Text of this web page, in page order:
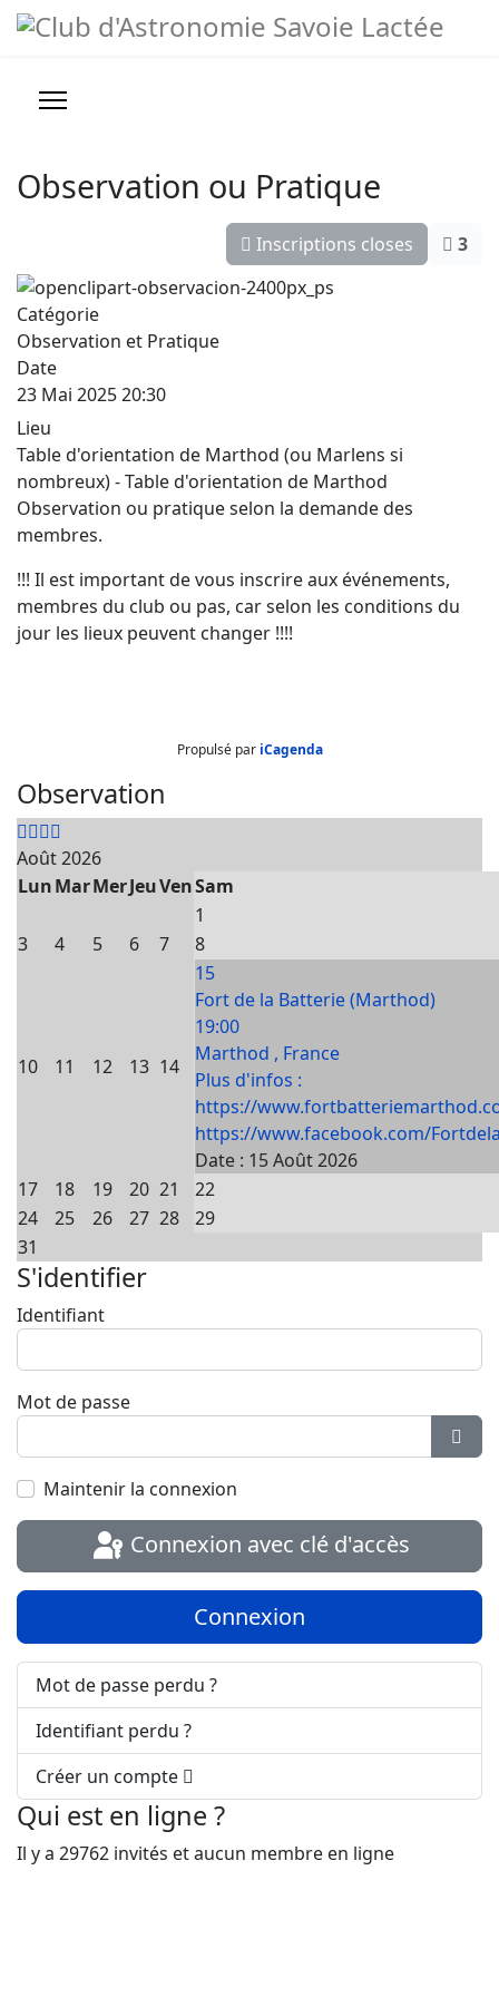
Astuces et Liens
Observation ou Pratique
Inscriptions closes 3
Catégorie
Observation et Pratique
Date
23 Mai 202520:30
Lieu
Table d'orientation de Marthod (ou Marlens si
nombreux) - Table d'orientation de Marthod
Observation ou pratique selon la demande des
membres.
!!! Il est important de vous inscrire aux événements,
membres du club ou pas, car selon les conditions du
jour les lieux peuvent changer !!!!
Propulsé par iCagenda
Observation
précédente
précédent
suivante
suivant
Août 2026
LunMarMerJeuVenSam
1
3
4 5 6 7 8
10 11 12 13 14
15
Fort de la Batterie (Marthod)
19:00
Marthod , France
Plus d'infos :
https://
https://www.facebook.com/
Date : 15 Août 2026
17
18 19 20 21
22
24
25 26 27 28
29
31
S'identifier
Identifiant
Mot de passe
Maintenir la connexion
Connexion avec clé d'accès
Connexion
Mot de passe perdu ?
Identifiant perdu ?
Créer un compte
Qui est en ligne ?
Il y a 29762 invités et aucun membre en ligne